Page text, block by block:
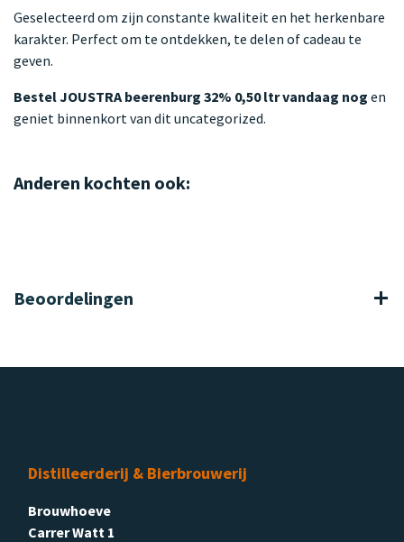
Geselecteerd om zijn constante kwaliteit en het herkenbare
karakter. Perfect om te ontdekken, te delen of cadeau te
geven.
Bestel JOUSTRA beerenburg 32% 0,50 ltr vandaag nog en
geniet binnenkort van dit uncategorized.
Anderen kochten ook:
Beoordelingen
Distilleerderij & Bierbrouwerij
Brouwhoeve
Carrer Watt 1